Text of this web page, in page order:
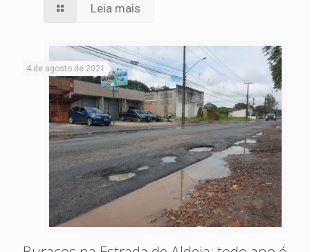
Leia mais
4 de agosto de 2021